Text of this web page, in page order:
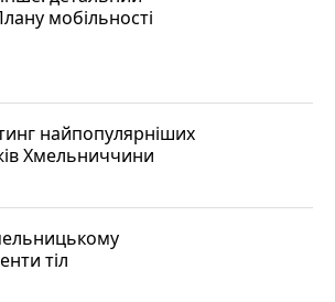
мобільності
найпопулярніших
Хмельниччини
тіл